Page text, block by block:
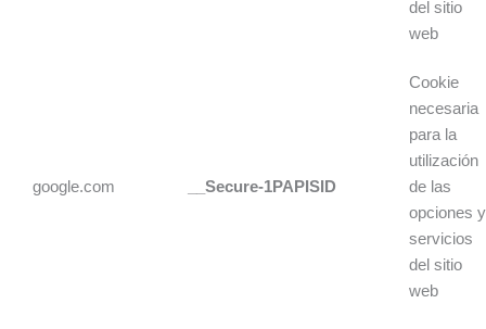
del sitio
web
google.com __Secure-1PAPISID
Cookie
necesaria
para la
utilización
de las
opciones y
servicios
del sitio
web